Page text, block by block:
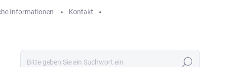
Informationen Kontakt
Suchen